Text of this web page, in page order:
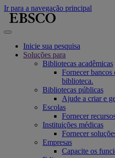
Ir para a navegação principal
Inicie sua pesquisa
Soluções para
Bibliotecas acadêmicas
Fornecer bancos
biblioteca.
Bibliotecas públicas
Ajude a criar e
Escolas
Fornecer
Instituições médicas
Fornecer
Empresas
Capacite os